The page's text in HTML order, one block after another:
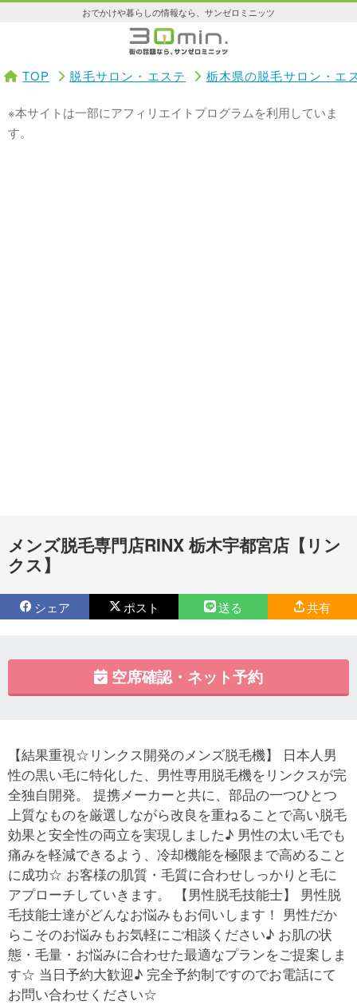
おでかけや暮らしの情報なら、サンゼロミニッツ
TOP 脱毛サロン・エステ 栃木県の脱毛サロン・エ
※本サイトは一部にアフィリエイトプログラムを利用していま
す。
メンズ脱毛専門店RINX 栃木宇都宮店【リン
クス】
シェア ポスト 送る 共有
空席確認・ネット予約
【結果重視☆リンクス開発のメンズ脱毛機】 日本人男
性の黒い毛に特化した、男性専用脱毛機をリンクスが完
全独自開発。 提携メーカーと共に、部品の一つひとつ
上質なものを厳選しながら改良を重ねることで高い脱毛
効果と安全性の両立を実現しました♪ 男性の太い毛でも
痛みを軽減できるよう、冷却機能を極限まで高めること
に成功☆ お客様の肌質・毛質に合わせしっかりと毛に
アプローチしていきます。 【男性脱毛技能士】 男性脱
毛技能士達がどんなお悩みもお伺いします！ 男性だか
らこそのお悩みもお気軽にご相談ください♪ お肌の状
態・毛量・お悩みに合わせた最適なプランをご提案しま
す☆ 当日予約大歓迎♪ 完全予約制ですのでお電話にて
お問い合わせください☆